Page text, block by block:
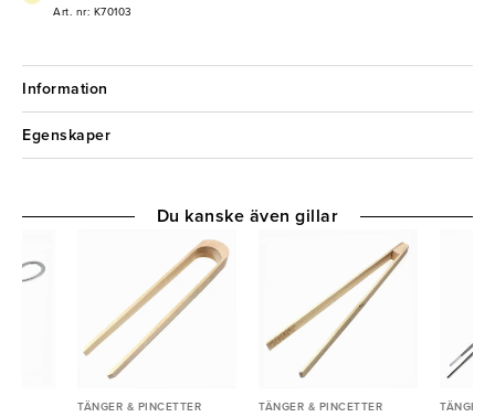
Art. nr: K70103
Information
Egenskaper
TÄNGER & PINCETTER TÄNGER & PINCETTER TÄNGER
Du kanske även gillar